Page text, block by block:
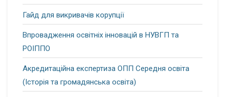
Гайд для викривачів корупції
Впровадження освітніх інновацій в НУВГП та
РОІППО
Акредитаційна експертиза ОПП Середня освіта
(Історія та громадянська освіта)